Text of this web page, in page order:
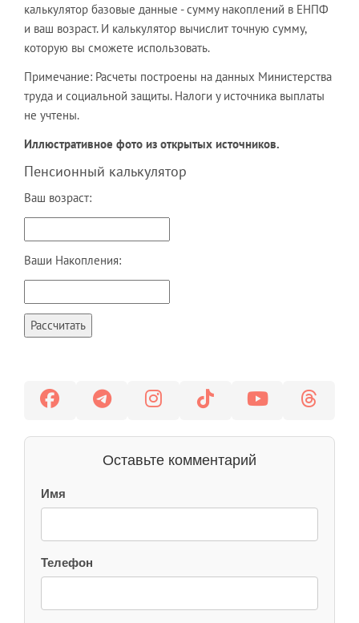
калькулятор базовые данные - сумму накоплений в ЕНПФ
и ваш возраст. И калькулятор вычислит точную сумму,
которую вы сможете использовать.
Примечание: Расчеты построены на данных Министерства
труда и социальной защиты. Налоги у источника выплаты
не учтены.
Иллюстративное фото из открытых источников.
Пенсионный калькулятор
Ваш возраст:
Ваши Накопления:
Рассчитать
Оставьте комментарий
Имя
Телефон